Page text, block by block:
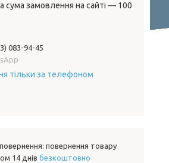
сума замовлення на сайті — 100
083-94-45
тільки за телефоном
повернення товару
14 днів безкоштовно